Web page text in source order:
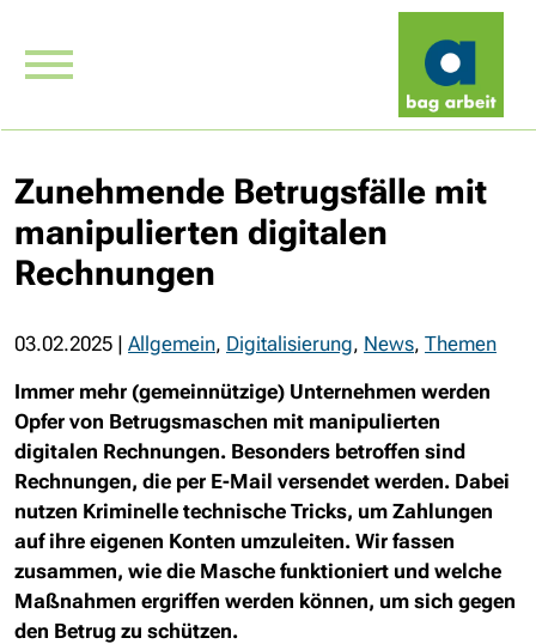
Zunehmende Betrugsfälle mit
manipulierten digitalen
Rechnungen
03.02.2025 | Allgemein, Digitalisierung, News, Themen
Immer mehr (gemeinnützige) Unternehmen werden
Opfer von Betrugsmaschen mit manipulierten
digitalen Rechnungen. Besonders betroffen sind
Rechnungen, die per E-Mail versendet werden. Dabei
nutzen Kriminelle technische Tricks, um Zahlungen
auf ihre eigenen Konten umzuleiten. Wir fassen
zusammen, wie die Masche funktioniert und welche
Maßnahmen ergriffen werden können, um sich gegen
den Betrug zu schützen.